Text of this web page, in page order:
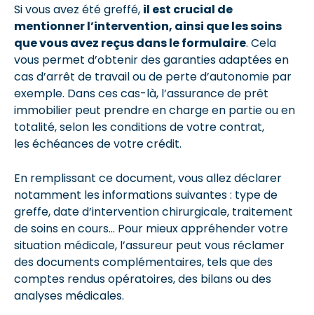
Si vous avez été greffé, il est crucial de
mentionner l’intervention, ainsi que les soins
que vous avez reçus dans le formulaire. Cela
vous permet d’obtenir des garanties adaptées en
cas d’arrêt de travail ou de perte d’autonomie par
exemple. Dans ces cas-là, l’assurance de prêt
immobilier peut prendre en charge en partie ou en
totalité, selon les conditions de votre contrat,
les échéances de votre crédit.
En remplissant ce document, vous allez déclarer
notamment les informations suivantes : type de
greffe, date d’intervention chirurgicale, traitement
de soins en cours… Pour mieux appréhender votre
situation médicale, l’assureur peut vous réclamer
des documents complémentaires, tels que des
comptes rendus opératoires, des bilans ou des
analyses médicales.